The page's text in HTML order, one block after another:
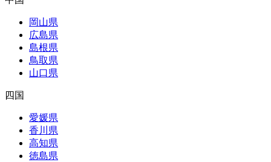
岡山県
広島県
島根県
鳥取県
山口県
四国
愛媛県
香川県
高知県
徳島県